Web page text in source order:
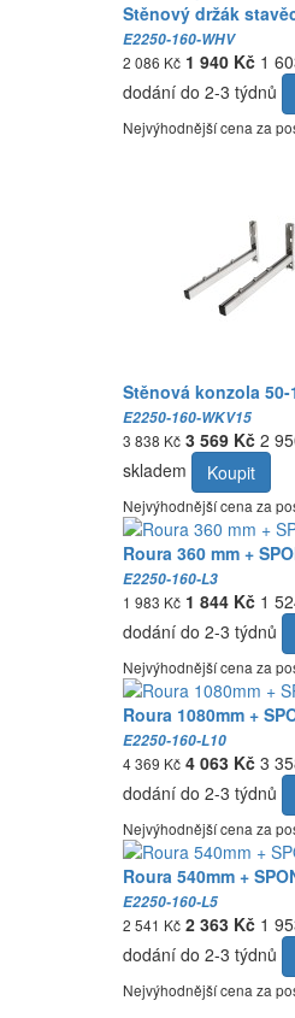
Stěnový držák
E2250-160-WHV
2 086 Kč 1 940 Kč 1
dodání do 2-3 týdnů
Nejvýhodnější cena za
Stěnová konzola 50-
E2250-160-WKV15
3 838 Kč 3 569 Kč 2
skladem
Koupit
Nejvýhodnější cena za
Roura 360 mm +
E2250-160-L3
1 983 Kč 1 844 Kč 1
dodání do 2-3 týdnů
Nejvýhodnější cena za
Roura 1080mm +
E2250-160-L10
4 369 Kč 4 063 Kč 3
dodání do 2-3 týdnů
Nejvýhodnější cena za
Roura 540mm +
E2250-160-L5
2 541 Kč 2 363 Kč 1
dodání do 2-3 týdnů
Nejvýhodnější cena za